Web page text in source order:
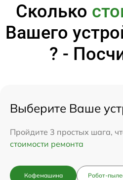
Сколько
Вашего
? -
Выберите Ваше
Пройдите 3 простых шага,
стоимости ремонта
Кофемашина Робот-